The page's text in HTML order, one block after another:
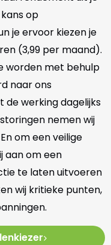
op
je ervoor kiezen je
(3,99 per maand).
worden met behulp
naar ons
werking dagelijks
nemen wij
om een veilige
aan om een
te laten uitvoeren
wij kritieke punten,